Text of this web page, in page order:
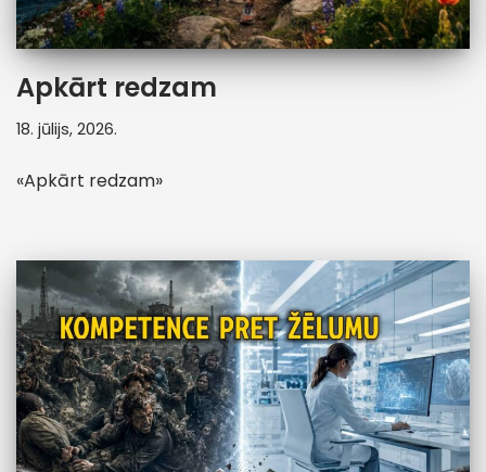
Apkārt redzam
18. jūlijs, 2026.
«Apkārt redzam»